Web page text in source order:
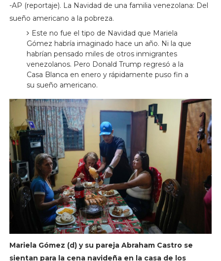
-AP (reportaje). La Navidad de una familia venezolana: Del
sueño americano a la pobreza.
Este no fue el tipo de Navidad que Mariela
Gómez habría imaginado hace un año. Ni la que
habrían pensado miles de otros inmigrantes
venezolanos. Pero Donald Trump regresó a la
Casa Blanca en enero y rápidamente puso fin a
su sueño americano.
Mariela Gómez (d) y su pareja Abraham Castro se
sientan para la cena navideña en la casa de los